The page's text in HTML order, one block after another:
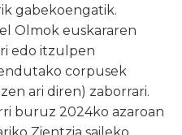
gabekoengatik.
Olmok euskararen
edo itzulpen
corpusek
ari diren) zaborrari.
buruz 2024ko azaroan